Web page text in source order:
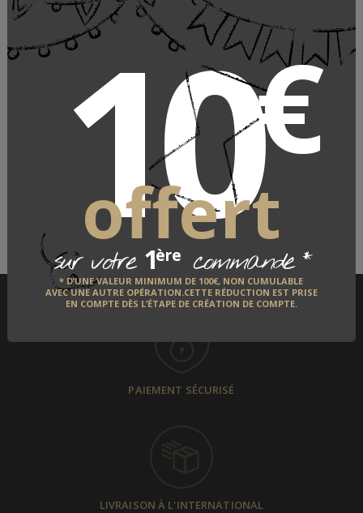
10€
offert
sur votre 1ère commande*
* D’UNE VALEUR MINIMUM DE 100€, NON CUMULABLE
AVEC UNE AUTRE OPÉRATION.CETTE RÉDUCTION EST PRISE
EN COMPTE DÈS L’ÉTAPE DE CRÉATION DE COMPTE.
Coussins & plaids lin
LIBECO
LE FABRICANT
DÉCOUVRIR
PAIEMENT SÉCURISÉ
LIVRAISON À L'INTERNATIONAL